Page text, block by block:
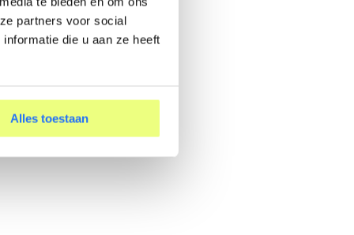
partners voor social
die u aan ze heeft
Alles toestaan